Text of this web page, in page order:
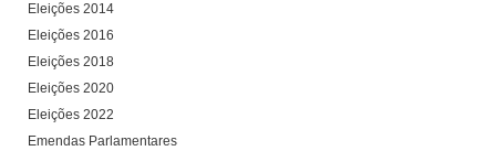
Eleições 2014
Eleições 2016
Eleições 2018
Eleições 2020
Eleições 2022
Emendas Parlamentares